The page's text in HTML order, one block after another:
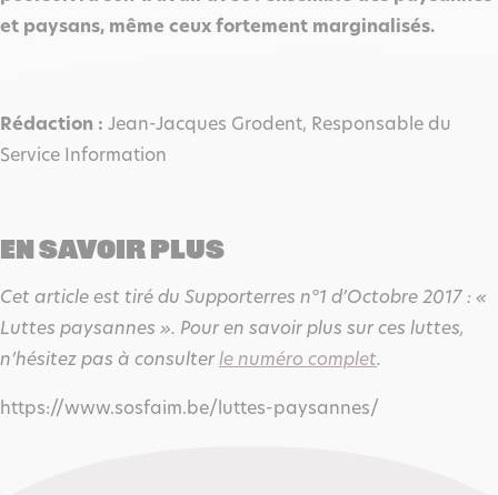
et paysans, même ceux fortement marginalisés.
Rédaction : Jean-Jacques Grodent, Responsable du
Service Information
EN SAVOIR PLUS
Cet article est tiré du Supporterres n°1 d’Octobre 2017 : «
Luttes paysannes ». Pour en savoir plus sur ces luttes,
n’hésitez pas à consulter le numéro complet.
https://www.sosfaim.be/luttes-paysannes/